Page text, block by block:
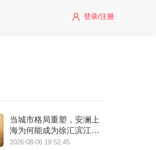
登录/注册
当城市格局重塑，安澜上
海为何能成为徐汇滨江承
接“新质生产力”的人居锚
2026-08-06 19:52:45